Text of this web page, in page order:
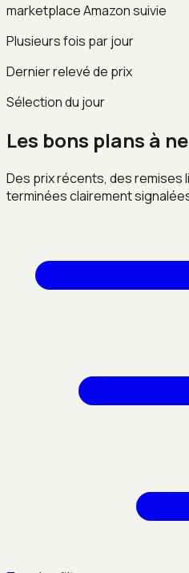
marketplace Amazon suivie
Plusieurs fois par jour
Dernier relevé de prix
Sélection du jour
Les bons plans à
Des prix récents, des remises
terminées clairement